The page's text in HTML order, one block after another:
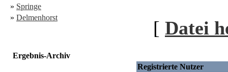
» Springe
» Delmenhorst
Ergebnis-Archiv
[ Datei
Registrierte Nutzer